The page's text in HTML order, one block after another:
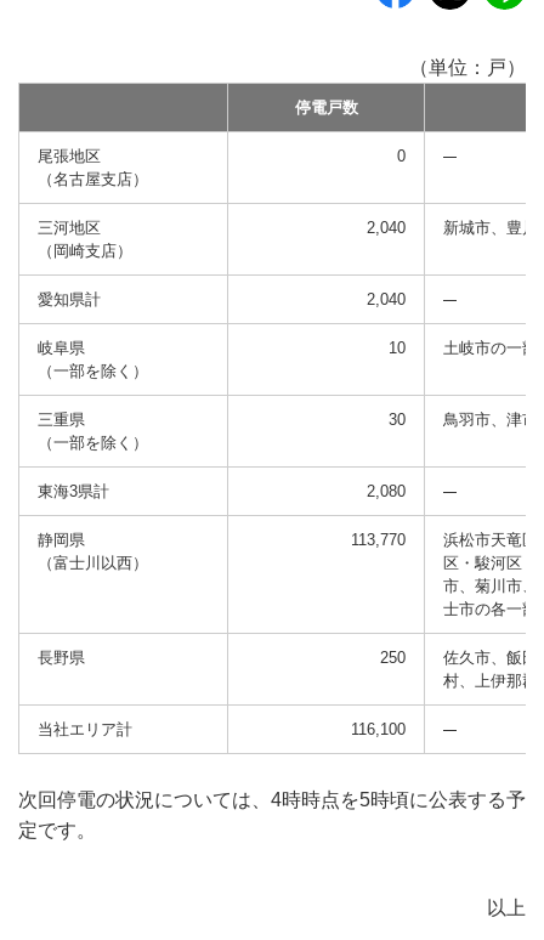
（単位：戸）
停電戸数
尾張地区
（名古屋支店）
0
三河地区
（岡崎支店）
2,040 新城市、豊川
愛知県計 2,040
岐阜県
（一部を除く）
10 土岐市の一部
三重県
（一部を除く）
30 鳥羽市、津市
東海3県計 2,080
静岡県
（富士川以西）
113,770
浜松市天竜区
区・駿河区・
市、菊川市、
士市の各一部
長野県 250
佐久市、飯田
村、上伊那郡
当社エリア計 116,100
次回停電の状況については、4時時点を5時頃に公表する予
定です。
以上